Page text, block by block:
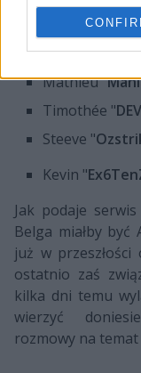
Antoine "
Alex "ALEX"
Mathieu "
Timothée "
Steeve "
Kevin "
Jak podaje
Belga miałby być
już w
ostatnio zaś
kilka dni temu
wierzyć
rozmowy na